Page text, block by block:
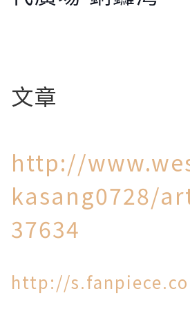
文章
http://
kasang0728/
37634
http://